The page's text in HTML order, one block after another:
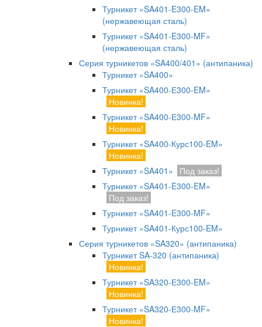
Турникет «SA401-E300-EM»
(нержавеющая сталь)
Турникет «SA401-E300-MF»
(нержавеющая сталь)
Серия турникетов «SA400/401» (антипаника)
Турникет «SA400»
Турникет «SA400-Е300-EM»
Новинка!
Турникет «SA400-Е300-MF»
Новинка!
Турникет «SA400-Курс100-EM»
Новинка!
Турникет «SA401»
Под заказ!
Турникет «SA401-E300-EM»
Под заказ!
Турникет «SA401-E300-MF»
Турникет «SA401-Курс100-EM»
Серия турникетов «SA320» (антипаника)
Турникет SA-320 (антипаника)
Новинка!
Турникет «SA320-Е300-EM»
Новинка!
Турникет «SA320-Е300-MF»
Новинка!